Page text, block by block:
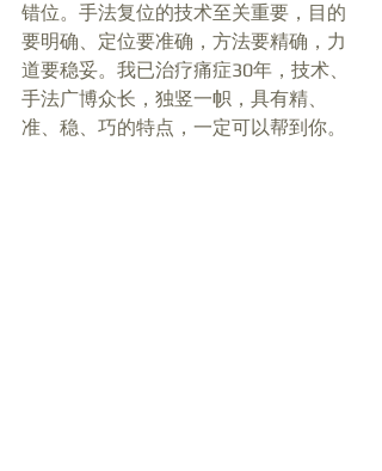
错位。手法复位的技术至关重要，目的
要明确、定位要准确，方法要精确，力
道要稳妥。我已治疗痛症30年，技术、
手法广博众长，独竖一帜，具有精、
准、稳、巧的特点，一定可以帮到你。